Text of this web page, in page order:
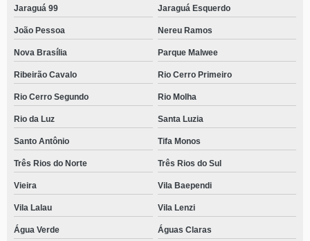
Jaraguá 99 Jaraguá Esquerdo
João Pessoa Nereu Ramos
Nova Brasília Parque Malwee
Ribeirão Cavalo Rio Cerro Primeiro
Rio Cerro Segundo Rio Molha
Rio da Luz Santa Luzia
Santo Antônio Tifa Monos
Três Rios do Norte Três Rios do Sul
Vieira Vila Baependi
Vila Lalau Vila Lenzi
Água Verde
Águas Claras